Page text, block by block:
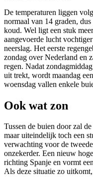
De temperaturen liggen
normaal van 14 graden,
koud. Wel ligt een stuk
aangevoerde lucht
neerslag. Het eerste
zondag over Nederland en
regen. Nadat
uit trekt, wordt maandag
woensdag vallen enkele
Ook wat zon
Tussen de buien door zal
maar uiteindelijk toch een
verwachting voor de
onzekerder. Een nieuw
richting Spanje en vormt
Als deze situatie zo